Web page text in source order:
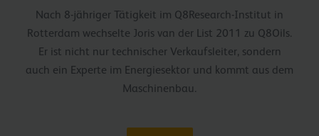
Nach 8-jähriger Tätigkeit im Q8Research-Institut in
Rotterdam wechselte Joris van der List 2011 zu Q8Oils.
Er ist nicht nur technischer Verkaufsleiter, sondern
auch ein Experte im Energiesektor und kommt aus dem
Maschinenbau.